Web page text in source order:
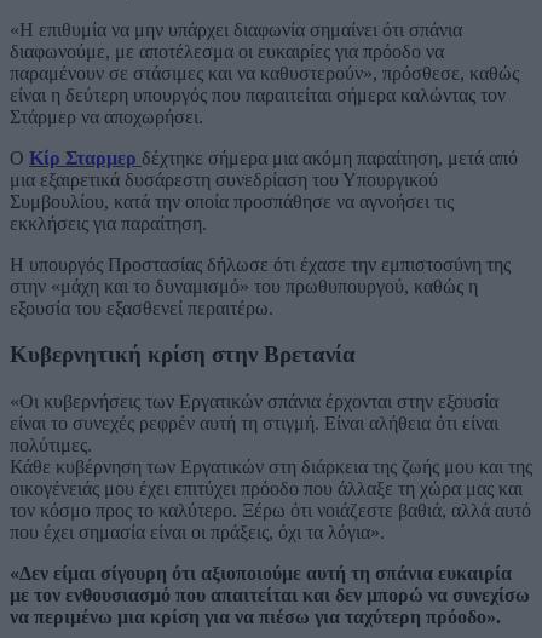
«Η επιθυμία να μην υπάρχει διαφωνία σημαίνει ότι σπάνια
διαφωνούμε, με αποτέλεσμα οι ευκαιρίες για πρόοδο να
παραμένουν σε στάσιμες και να καθυστερούν», πρόσθεσε, καθώς
είναι η δεύτερη υπουργός που παραιτείται σήμερα καλώντας τον
Στάρμερ να αποχωρήσει.
Ο Κίρ Σταρμερ δέχτηκε σήμερα μια ακόμη παραίτηση, μετά από
μια εξαιρετικά δυσάρεστη συνεδρίαση του Υπουργικού
Συμβουλίου, κατά την οποία προσπάθησε να αγνοήσει τις
εκκλήσεις για παραίτηση.
Η υπουργός Προστασίας δήλωσε ότι έχασε την εμπιστοσύνη της
στην «μάχη και το δυναμισμό» του πρωθυπουργού, καθώς η
εξουσία του εξασθενεί περαιτέρω.
Κυβερνητική κρίση στην Βρετανία
«Οι κυβερνήσεις των Εργατικών σπάνια έρχονται στην εξουσία
είναι το συνεχές ρεφρέν αυτή τη στιγμή. Είναι αλήθεια ότι είναι
πολύτιμες.
Κάθε κυβέρνηση των Εργατικών στη διάρκεια της ζωής μου και της
οικογένειάς μου έχει επιτύχει πρόοδο που άλλαξε τη χώρα μας και
τον κόσμο προς το καλύτερο. Ξέρω ότι νοιάζεστε βαθιά, αλλά αυτό
που έχει σημασία είναι οι πράξεις, όχι τα λόγια».
«Δεν είμαι σίγουρη ότι αξιοποιούμε αυτή τη σπάνια ευκαιρία
με τον ενθουσιασμό που απαιτείται και δεν μπορώ να συνεχίσω
να περιμένω μια κρίση για να πιέσω για ταχύτερη πρόοδο».